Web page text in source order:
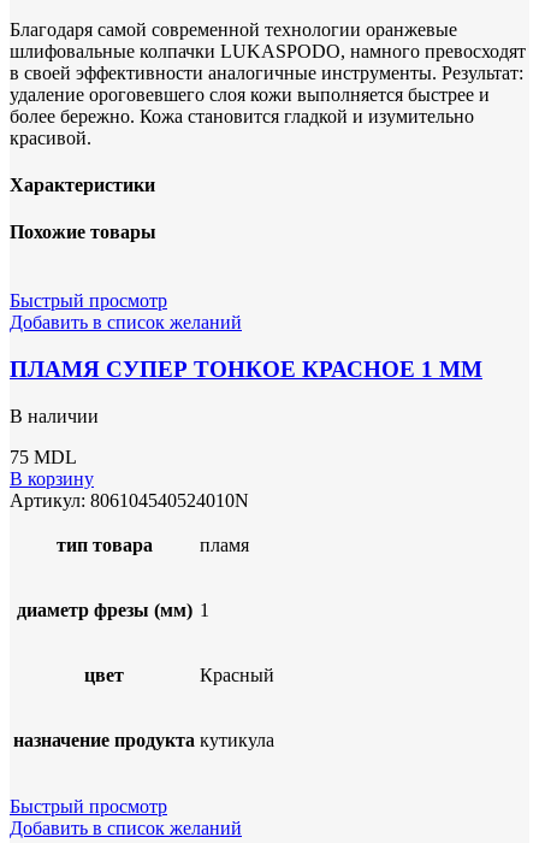
Благодаря самой современной технологии оранжевые
шлифовальные колпачки LUKASPODO, намного превосходят
в своей эффективности аналогичные инструменты. Результат:
удаление ороговевшего слоя кожи выполняется быстрее и
более бережно. Кожа становится гладкой и изумительно
красивой.
Характеристики
Похожие товары
Быстрый просмотр
Добавить в список желаний
ПЛАМЯ СУПЕР ТОНКОЕ КРАСНОЕ 1 ММ
В наличии
75 MDL
В корзину
Артикул: 806104540524010N
тип товара пламя
диаметр фрезы (мм) 1
цвет Красный
назначение продукта кутикула
Быстрый просмотр
Добавить в список желаний